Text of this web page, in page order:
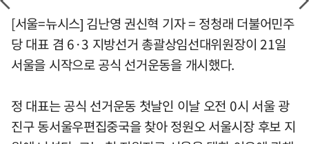
[서울=뉴시스] 김난영 권신혁 기자 = 정청래 더불어민주
당 대표 겸 6·3 지방선거 총괄상임선대위원장이 21일
서울을 시작으로 공식 선거운동을 개시했다.
정 대표는 공식 선거운동 첫날인 이날 오전 0시 서울 광
진구 동서울우편집중국을 찾아 정원오 서울시장 후보 지